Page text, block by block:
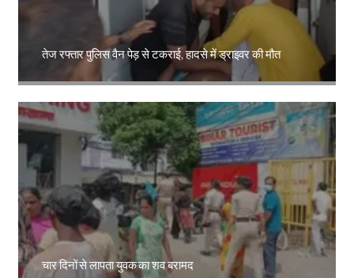
तेज रफ्तार पुलिस वैन पेड़ से टकराई, हादसे में ड्राइवर की मौत
चार दिनों से लापता युवक का शव बरामद